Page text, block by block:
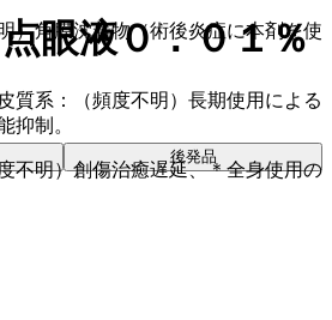
）角膜沈着物（術後炎症に本剤を使
系：（頻度不明）長期使用による
抑制。
明）創傷治癒遅延、＊全身使用の
眼液０．０１％
後発品